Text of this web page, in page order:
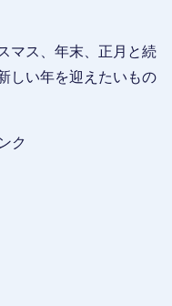
マス、年末、正月と続
しい年を迎えたいもの
ク